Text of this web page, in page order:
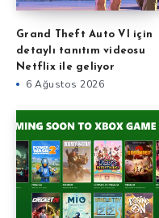
Grand Theft Auto VI için
detaylı tanıtım videosu
Netflix ile geliyor
6 Ağustos 2026